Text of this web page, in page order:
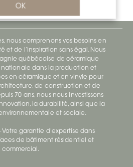
OK
nous comprenons vos besoins en
et de l’inspiration sans égal. Nous
québécoise de céramique
dans la production et
en céramique et en vinyle pour
de construction et de
70 ans, nous nous investissons
la durabilité, ainsi que la
et sociale.
Votre garantie d'expertise dans
de bâtiment résidentiel et
commercial.